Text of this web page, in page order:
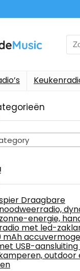
for:
Draagbare
noodweerradio,
zonne-energie,
radio met led-
mAh
USB-
outdoor